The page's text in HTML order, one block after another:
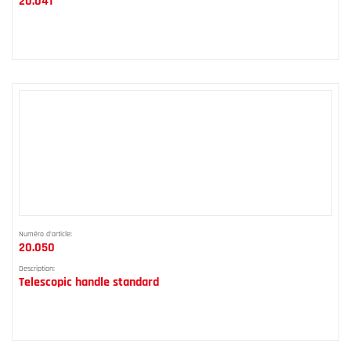
Numéro d'article:
20.050
Description:
Telescopic handle standard